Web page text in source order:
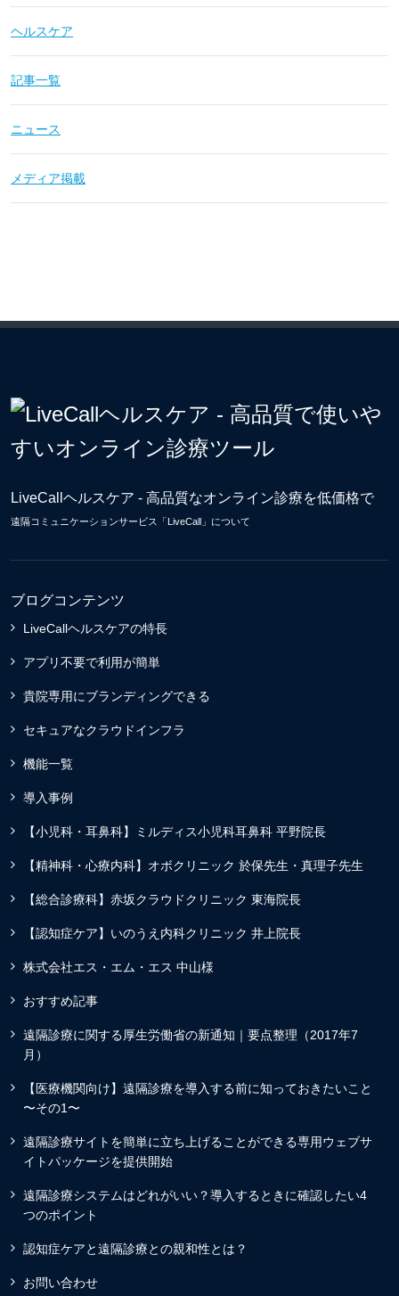
ヘルスケア
記事一覧
ニュース
メディア掲載
LiveCallヘルスケア - 高品質なオンライン診療を低価格で
遠隔コミュニケーションサービス「LiveCall」について
ブログコンテンツ
LiveCallヘルスケアの特長
アプリ不要で利用が簡単
貴院専用にブランディングできる
セキュアなクラウドインフラ
機能一覧
導入事例
【小児科・耳鼻科】ミルディス小児科耳鼻科 平野院長
【精神科・心療内科】オボクリニック 於保先生・真理子先生
【総合診療科】赤坂クラウドクリニック 東海院長
【認知症ケア】いのうえ内科クリニック 井上院長
株式会社エス・エム・エス 中山様
おすすめ記事
遠隔診療に関する厚生労働省の新通知｜要点整理（2017年7
月）
【医療機関向け】遠隔診療を導入する前に知っておきたいこと
〜その1〜
遠隔診療サイトを簡単に立ち上げることができる専用ウェブサ
イトパッケージを提供開始
遠隔診療システムはどれがいい？導入するときに確認したい4
つのポイント
認知症ケアと遠隔診療との親和性とは？
お問い合わせ